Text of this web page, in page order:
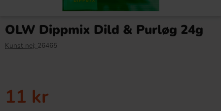
OLW Dippmix Dild & Purløg 24g
Kunst nej: 26465
11 kr